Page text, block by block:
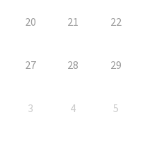
20 21 22
27 28 29
3 4 5